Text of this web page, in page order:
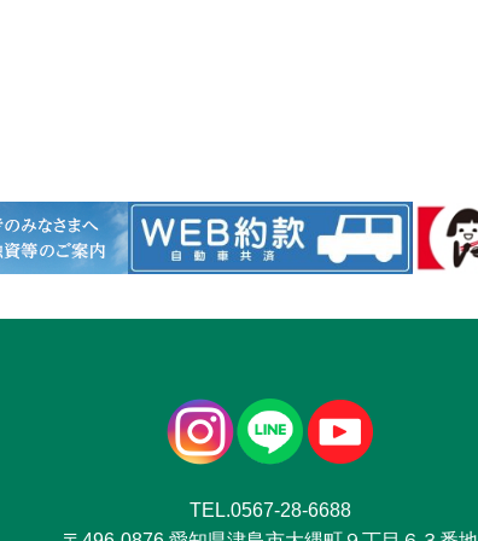
TEL.0567-28-6688